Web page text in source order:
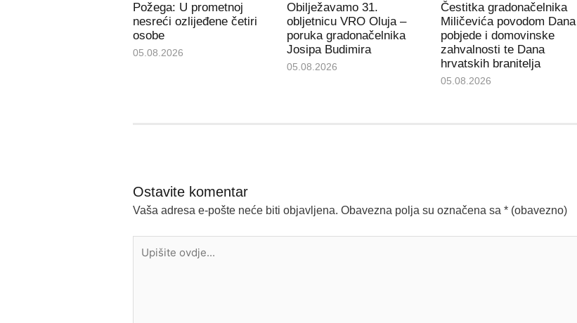
Požega: U prometnoj
nesreći ozlijeđene četiri
osobe
05.08.2026
Obilježavamo 31.
obljetnicu VRO Oluja –
poruka gradonačelnika
Josipa Budimira
05.08.2026
Čestitka gradonačelnika
Miličevića povodom Dana
pobjede i domovinske
zahvalnosti te Dana
hrvatskih branitelja
05.08.2026
Ostavite komentar
Vaša adresa e-pošte neće biti objavljena. Obavezna polja su označena sa * (obavezno)
ovdje...